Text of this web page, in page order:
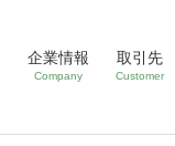
企業情報
Company
取引先
Customer